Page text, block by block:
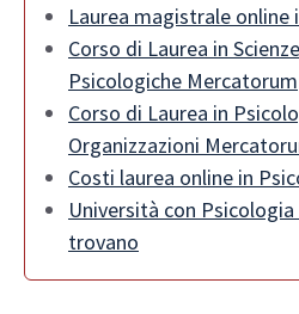
Laurea magistrale online
Corso di Laurea in
Psicologiche Mercatorum
Corso di Laurea in
Organizzazioni
Costi laurea online in
Università con
trovano